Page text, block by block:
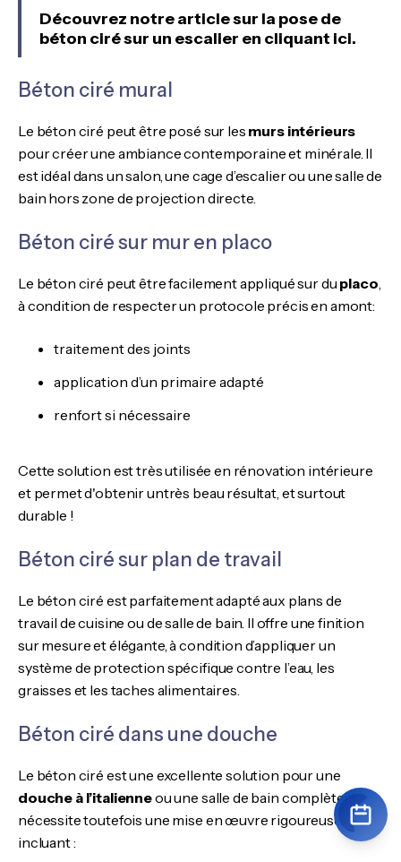
Découvrez notre article sur la pose de
béton ciré sur un escalier en cliquant ici.
Béton ciré mural
Le béton ciré peut être posé sur les murs intérieurs
pour créer une ambiance contemporaine et minérale. Il
est idéal dans un salon, une cage d’escalier ou une salle de
bain hors zone de projection directe.
Béton ciré sur mur en placo
Le béton ciré peut être facilement appliqué sur du placo
à condition de respecter un protocole précis en amont:
traitement des joints
application d’un primaire adapté
renfort si nécessaire
Cette solution est très utilisée en rénovation intérieure
et permet d'obtenir untrès beau résultat, et surtout
durable !
Béton ciré sur plan de travail
Le béton ciré est parfaitement adapté aux plans de
travail de cuisine ou de salle de bain. Il offre une finition
sur mesure et élégante, à condition d’appliquer un
système de protection spécifique contre l’eau, les
graisses et les taches alimentaires.
Béton ciré dans une douche
Le béton ciré est une excellente solution pour une
douche à l’italienneou une salle de bain complète. Il
nécessite toutefois une mise en œuvre rigoureuse
incluant :